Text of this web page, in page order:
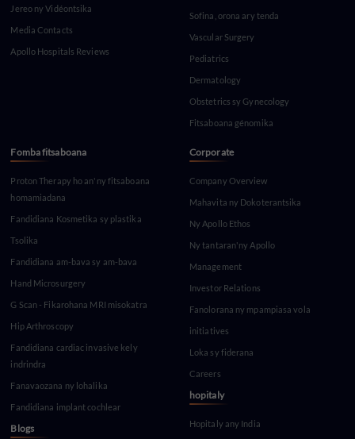
Jereo ny Vidéontsika
Media Contacts
Apollo Hospitals Reviews
Sofina, orona ary tenda
Vascular Surgery
Pediatrics
Dermatology
Obstetrics sy Gynecology
Fitsaboana génomika
Fomba fitsaboana
Proton Therapy ho an'ny fitsaboana
homamiadana
Fandidiana Kosmetika sy plastika
Tsolika
Fandidiana am-bava sy am-bava
Hand Microsurgery
G Scan - Fikarohana MRI misokatra
Hip Arthroscopy
Fandidiana cardiac invasive kely
indrindra
Fanavaozana ny lohalika
Fandidiana implant cochlear
Blogs
Corporate
Company Overview
Mahavita ny Dokoterantsika
Ny Apollo Ethos
Ny tantaran'ny Apollo
Management
Investor Relations
Fanolorana ny mpampiasa vola
initiatives
Loka sy fiderana
Careers
hopitaly
Hopitaly any India